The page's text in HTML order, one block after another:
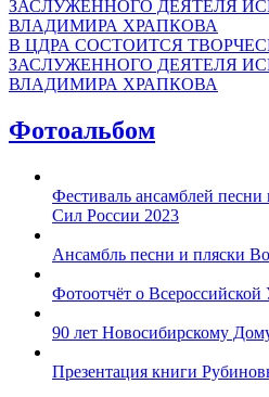
В ЦДРА СОСТОИТСЯ
ЗАСЛУЖЕННОГО ДЕЯТЕЛЯ
ВЛАДИМИРА ХРАПКОВА
Фотоальбом
Фестиваль ансамблей
Сил России 2023
Ансамбль песни и пляски
Фотоотчёт о Всероссийской
90 лет Новосибирскому
Презентация книги